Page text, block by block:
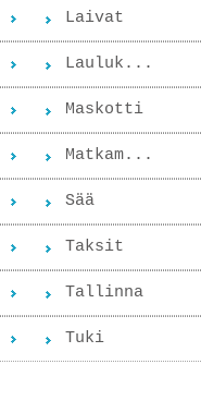
Laivat
Lauluk...
Maskotti
Matkam...
Sää
Taksit
Tallinna
Tuki